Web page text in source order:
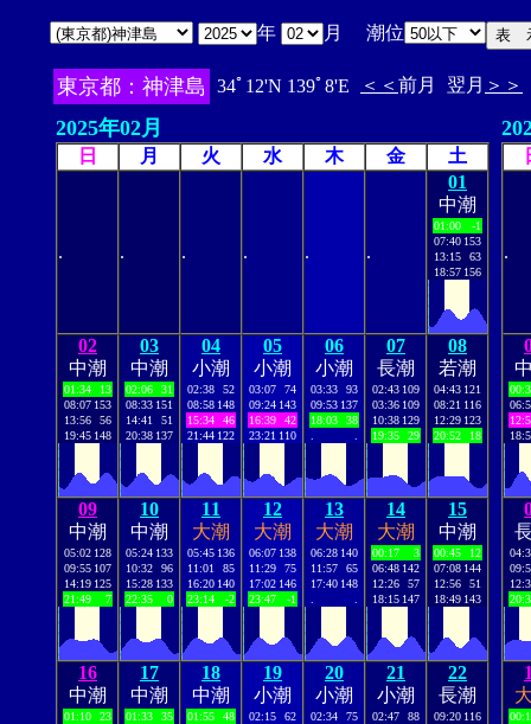
年 月 潮位
東京都：神津島 34ﾟ12'N 139ﾟ8'E ＜＜ 前月 翌月 ＞＞
2025年02月
日 月 火 水 木 金 土
. . . . . .
01
中潮
01:00
-1
07:40 153
13:15
63
18:57 156
02
中潮
01:34
13
08:07 153
13:56
56
19:45 148
03
中潮
02:06
31
08:33 151
14:41
51
20:38 137
04
小潮
02:38
52
08:58 148
15:34
46
21:44 122
05
小潮
03:07
74
09:24 143
16:39
42
23:21 110
06
小潮
03:33
93
09:53 137
18:03
38
07
長潮
02:43 109
03:36 109
10:38 129
19:35
29
08
若潮
04:43 121
08:21 116
12:29 123
20:52
18
09
中潮
05:02 128
09:55 107
14:19 125
21:49
7
10
中潮
05:24 133
10:32
96
15:28 133
22:35
0
11
大潮
05:45 136
11:01
85
16:20 140
23:14
-2
12
大潮
06:07 138
11:29
75
17:02 146
23:47
-1
13
大潮
06:28 140
11:57
65
17:40 148
14
大潮
00:17
3
06:48 142
12:26
57
18:15 147
15
中潮
00:45
12
07:08 144
12:56
51
18:49 143
16
中潮
01:10
23
17
中潮
01:33
35
18
中潮
01:55
48
19
小潮
02:15
62
20
小潮
02:34
75
21
小潮
02:47
88
22
長潮
09:20 116
.